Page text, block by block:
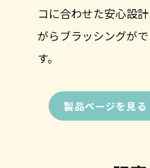
コに合わせた安心設
がらブラッシングが
す。
製品ページを見る